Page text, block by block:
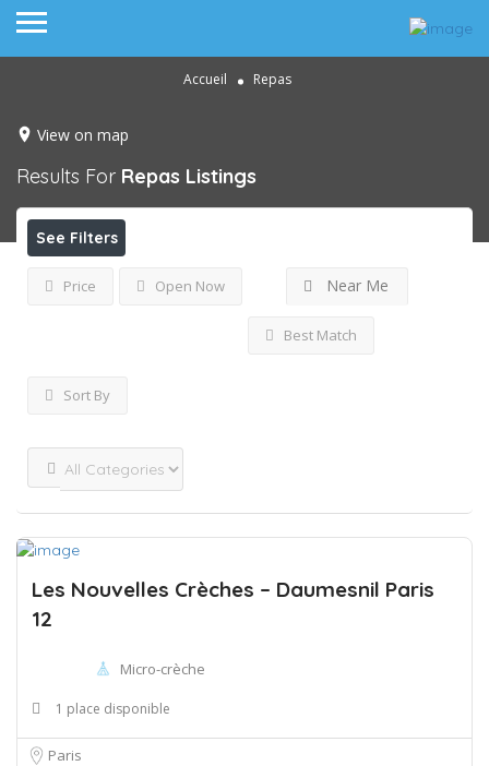
Accueil Repas
View on map
Results For Repas Listings
See Filters
Price Open Now Near Me
Best Match
Sort By
Les Nouvelles Crèches – Daumesnil Paris
12
Micro-crèche
1 place disponible
Paris